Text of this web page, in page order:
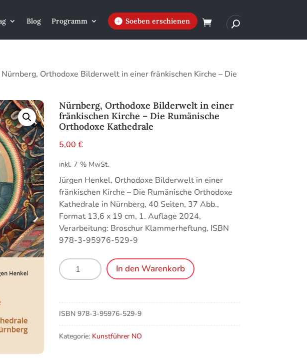
Blog Programm Soeben erschienen
Orthodoxe Bilderwelt in einer fränkischen Kirche – Die
Nürnberg, Orthodoxe Bilderwelt in einer
fränkischen Kirche – Die Rumänische
Orthodoxe Kathedrale
5,00€
inkl. 7 % MwSt.
Jürgen Henkel, Orthodoxe Bilderwelt in einer
fränkischen Kirche – Die Rumänische Orthodoxe
Kathedrale in Nürnberg, 40 Seiten, 37 Abb.,
Format 13,6 x 19 cm, 1. Auflage 2024,
Verarbeitung: Broschur Klammerheftung, ISBN
978-3-95976-529-9
Nürnberg,
Orthodoxe
in
einer
fränkischen
Kirche
In den Warenkorb
ISBN978-3-95976-529-9
Kategorie: Kunstführer NO